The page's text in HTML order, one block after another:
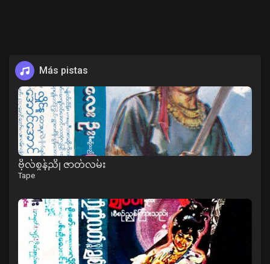
Más pistas
ဗိုလ်စွန်ညို ဇာတ်လမ်း
Tape